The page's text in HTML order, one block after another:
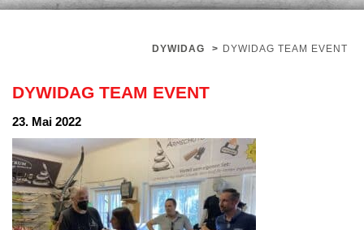
DYWIDAG > DYWIDAG TEAM EVENT
DYWIDAG TEAM EVENT
23. Mai 2022